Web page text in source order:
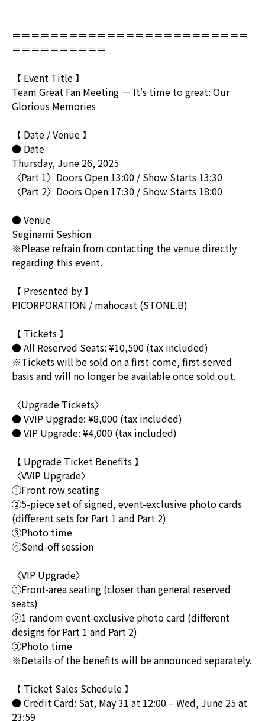
＝＝＝＝＝＝＝＝＝＝＝＝＝＝＝＝＝＝＝＝＝＝＝＝＝
＝＝＝＝＝＝＝＝＝＝
【 Event Title 】
Team Great Fan Meeting — It's time to great: Our
Glorious Memories
【 Date / Venue 】
● Date
Thursday, June 26, 2025
〈Part 1〉Doors Open 13:00 / Show Starts 13:30
〈Part 2〉Doors Open 17:30 / Show Starts 18:00
● Venue
Suginami Seshion
※Please refrain from contacting the venue directly
regarding this event.
【 Presented by 】
PICORPORATION / mahocast (STONE.B)
【 Tickets 】
● All Reserved Seats: ¥10,500 (tax included)
※Tickets will be sold on a first-come, first-served
basis and will no longer be available once sold out.
〈Upgrade Tickets〉
● VVIP Upgrade: ¥8,000 (tax included)
● VIP Upgrade: ¥4,000 (tax included)
【 Upgrade Ticket Benefits 】
〈VVIP Upgrade〉
①Front row seating
②5-piece set of signed, event-exclusive photo cards
(different sets for Part 1 and Part 2)
③Photo time
④Send-off session
〈VIP Upgrade〉
①Front-area seating (closer than general reserved
seats)
②1 random event-exclusive photo card (different
designs for Part 1 and Part 2)
③Photo time
※Details of the benefits will be announced separately.
【 Ticket Sales Schedule 】
● Credit Card: Sat, May 31 at 12:00 – Wed, June 25 at
23:59